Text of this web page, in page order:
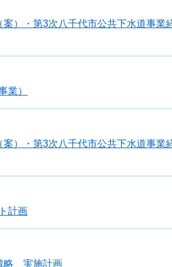
案）・第3次八千代市公共下水道事業
業）
案）・第3次八千代市公共下水道事業
計画
略 実施計画